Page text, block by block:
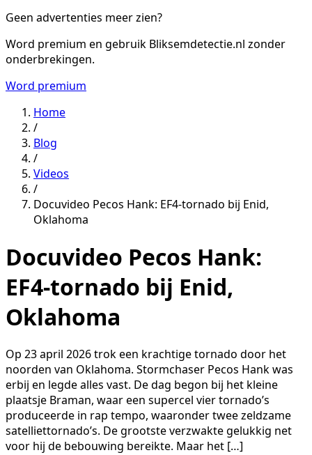
Geen advertenties meer zien?
Word premium en gebruik Bliksemdetectie.nl zonder
onderbrekingen.
Word premium
Home
/
Blog
/
Videos
/
Docuvideo Pecos Hank: EF4-tornado bij Enid,
Oklahoma
Docuvideo Pecos Hank:
EF4-tornado bij Enid,
Oklahoma
Op 23 april 2026 trok een krachtige tornado door het
noorden van Oklahoma. Stormchaser Pecos Hank was
erbij en legde alles vast. De dag begon bij het kleine
plaatsje Braman, waar een supercel vier tornado’s
produceerde in rap tempo, waaronder twee zeldzame
satelliettornado’s. De grootste verzwakte gelukkig net
voor hij de bebouwing bereikte. Maar het […]